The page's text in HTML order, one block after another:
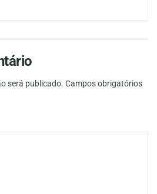
será publicado. Campos obrigatórios